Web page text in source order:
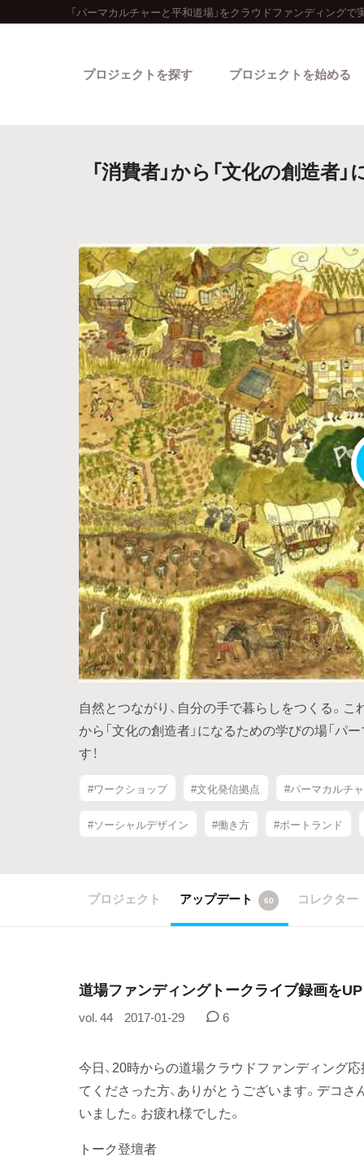
「パーマカルチャーと平和道場」をクラウドファンディングで
プロジェクトを探す
カテゴリーから探す
プロジェクトを始める
「消費者」から「文化の創造
自然とつながり、自分の手で暮らしをつくる。こ
から「文化の創造者」になるための学びの場「
す！
#ワークショップ #文化発信拠点 #パーマカルチ
#ソーシャルデザイン #働き方 #ポートランド
プロジェクト アップデート 60 コレクター
道場ファンディングトークライブ録画を
vol. 44 2017-01-29 6
今日、20時からの道場クラウドファンディング
てくださった方、ありがとうございます。デコさ
いました。お疲れ様でした。
トーク登壇者